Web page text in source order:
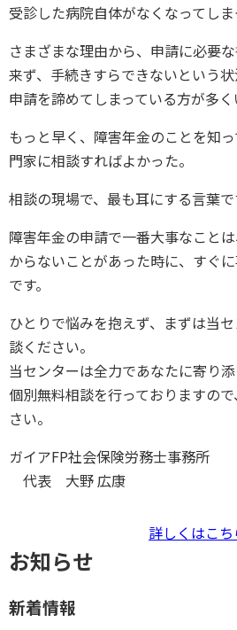
受診した病院自体がなくなってし
さまざまな理由から、申請に必要
来ず、手続きすらできないという
申請を諦めてしまっている方が多く
もっと早く、障害年金のことを知
門家に相談すればよかった。
相談の現場で、最も耳にする言葉で
障害年金の申請で一番大事なこと
からないことがあった時に、すぐ
です。
ひとりで悩みを抱えず、まずは当
談ください。
当センターは全力であなたに寄り添
個別無料相談を行っておりますの
さい。
ガイアFP社会保険労務士事務所
代表 大野 広康
詳しくはこち
お知らせ
新着情報